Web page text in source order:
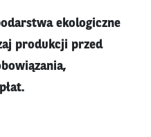
ekologiczne
produkcji przed